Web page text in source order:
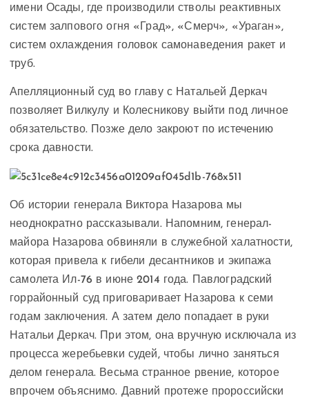
имени Осады, где производили стволы реактивных
систем залпового огня «Град», «Смерч», «Ураган»,
систем охлаждения головок самонаведения ракет и
труб.
Апелляционный суд во главу с Натальей Деркач
позволяет Вилкулу и Колесникову выйти под личное
обязательство. Позже дело закроют по истечению
срока давности.
Об истории генерала Виктора Назарова мы
неоднократно рассказывали. Напомним, генерал-
майора Назарова обвиняли в служебной халатности,
которая привела к гибели десантников и экипажа
самолета Ил-76 в июне 2014 года. Павлоградский
горрайонный суд приговаривает Назарова к семи
годам заключения. А затем дело попадает в руки
Натальи Деркач. При этом, она вручную исключала из
процесса жеребьевки судей, чтобы лично заняться
делом генерала. Весьма странное рвение, которое
впрочем объяснимо. Давний протеже пророссийски